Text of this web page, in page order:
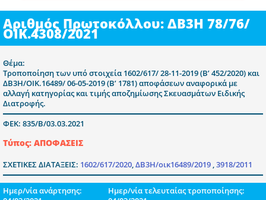
Αριθμός Πρωτοκόλλου: ΔΒ3Η 78/76/
ΟΙΚ.4308/2021
Θέμα:
Τροποποίηση των υπό στοιχεία 1602/617/ 28-11-2019 (Β’ 452/2020) και
ΔΒ3Η/ΟΙΚ.16489/ 06-05-2019 (Β’ 1781) αποφάσεων αναφορικά με
αλλαγή κατηγορίας και τιμής αποζημίωσης Σκευασμάτων Ειδικής
Διατροφής.
ΦΕΚ: 835/Β/03.03.2021
Τύπος: ΑΠΟΦΑΣΕΙΣ
ΣΧΕΤΙΚΕΣ ΔΙΑΤΑΞΕΙΣ: 1602/617/2020,ΔΒ3Η/οικ16489/2019 ,3918/2011
Ημερ/νία ανάρτησης:
Ημερ/νία τελευταίας τροποποίησης: